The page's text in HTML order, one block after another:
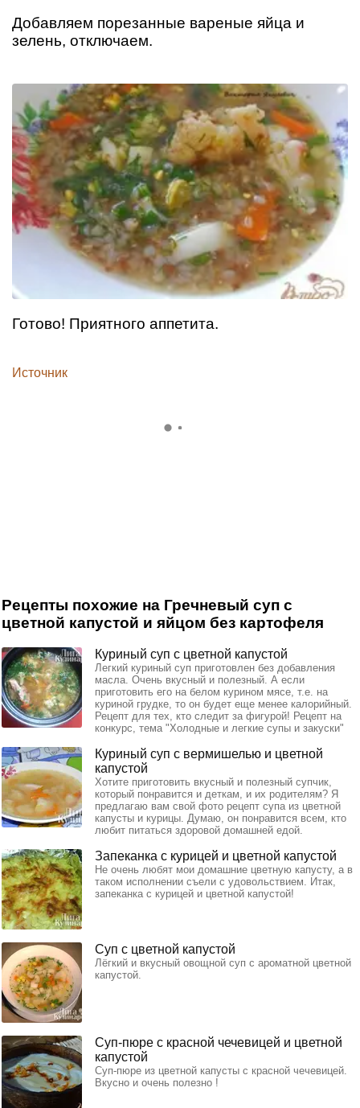
Добавляем порезанные вареные яйца и
зелень, отключаем.
Готово! Приятного аппетита.
Источник
Рецепты похожие на Гречневый суп с
цветной капустой и яйцом без картофеля
Куриный суп с цветной капустой
Легкий куриный суп приготовлен без добавления
масла. Очень вкусный и полезный. А если
приготовить его на белом курином мясе, т.е. на
куриной грудке, то он будет еще менее калорийный.
Рецепт для тех, кто следит за фигурой! Рецепт на
конкурс, тема "Холодные и легкие супы и закуски"
Куриный суп с вермишелью и цветной
капустой
Хотите приготовить вкусный и полезный супчик,
который понравится и деткам, и их родителям? Я
предлагаю вам свой фото рецепт супа из цветной
капусты и курицы. Думаю, он понравится всем, кто
любит питаться здоровой домашней едой.
Запеканка с курицей и цветной капустой
Не очень любят мои домашние цветную капусту, а в
таком исполнении съели с удовольствием. Итак,
запеканка с курицей и цветной капустой!
Суп с цветной капустой
Лёгкий и вкусный овощной суп с ароматной цветной
капустой.
Суп-пюре с красной чечевицей и цветной
капустой
Суп-пюре из цветной капусты с красной чечевицей.
Вкусно и очень полезно !